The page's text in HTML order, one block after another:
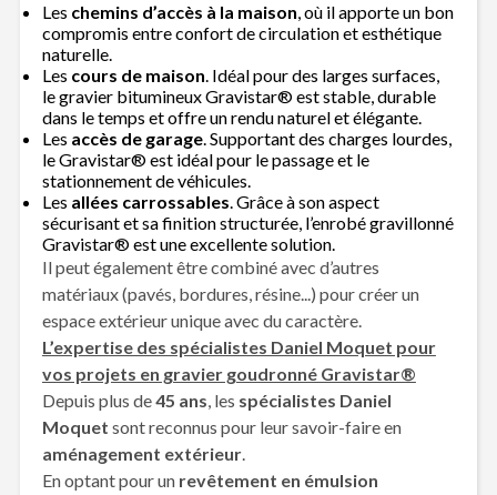
Les chemins d’accès à la maison, où il apporte un bon
compromis entre confort de circulation et esthétique
naturelle.
Les cours de maison. Idéal pour des larges surfaces,
le gravier bitumineux Gravistar® est stable, durable
dans le temps et offre un rendu naturel et élégante.
Les accès de garage. Supportant des charges lourdes,
le Gravistar® est idéal pour le passage et le
stationnement de véhicules.
Les allées carrossables. Grâce à son aspect
sécurisant et sa finition structurée, l’enrobé gravillonné
Gravistar® est une excellente solution.
Il peut également être combiné avec d’autres
matériaux (pavés, bordures, résine...) pour créer un
espace extérieur unique avec du caractère.
L’expertise des spécialistes Daniel Moquet pour
vos projets en gravier goudronné Gravistar®
Depuis plus de45 ans, les spécialistes Daniel
Moquet sont reconnus pour leur savoir-faire en
aménagement extérieur.
En optant pour un revêtement en émulsion